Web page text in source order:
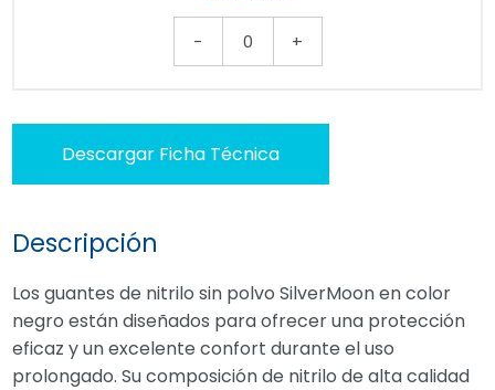
- 0 +
Descargar Ficha Técnica
Descripción
Los guantes de nitrilo sin polvo SilverMoon en color
negro están diseñados para ofrecer una protección
eficaz y un excelente confort durante el uso
prolongado. Su composición de nitrilo de alta calidad